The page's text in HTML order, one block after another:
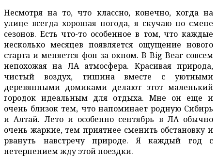
Несмотря на то, что классно, конечно, когда на
улице всегда хорошая погода, я скучаю по смене
сезонов. Есть что-то особенное в том, что каждые
несколько месяцев появляется ощущение нового
старта и меняется фон за окном. В Big Bear совсем
непохожая на ЛА атмосфера. Красивая природа,
чистый воздух, тишина вместе с уютными
деревянными домиками делают этот маленький
городок идеальным для отдыха. Мне он еще и
очень близок тем, что напоминает родную Сибирь
и Алтай. Лето и особенно сентябрь в ЛА обычно
очень жаркие, тем приятнее сменить обстановку и
рвануть навстречу природе. Я каждый год с
нетерпением жду этой поездки.